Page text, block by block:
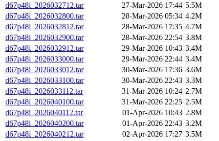
d67p48i_2026032712.tar
27-Mar-2026 17:44 5.5M
d67p48i_2026032800.tar
28-Mar-2026 05:34 4.2M
d67p48i_2026032812.tar
28-Mar-2026 17:35 4.7M
d67p48i_2026032900.tar
28-Mar-2026 22:54 3.8M
d67p48i_2026032912.tar
29-Mar-2026 10:43 3.4M
d67p48i_2026033000.tar
29-Mar-2026 22:44 3.4M
d67p48i_2026033012.tar
30-Mar-2026 17:36 3.6M
d67p48i_2026033100.tar
30-Mar-2026 22:43 3.3M
d67p48i_2026033112.tar
31-Mar-2026 10:24 2.7M
d67p48i_2026040100.tar
31-Mar-2026 22:25 2.5M
d67p48i_2026040112.tar
01-Apr-2026 10:43 2.8M
d67p48i_2026040200.tar
01-Apr-2026 22:43 3.2M
d67p48i_2026040212.tar
02-Apr-2026 17:27 3.5M